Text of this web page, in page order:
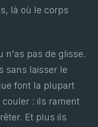
là où le corps
n'as pas de glisse.
sans laisser le
font la plupart
: ils rament
Et plus ils